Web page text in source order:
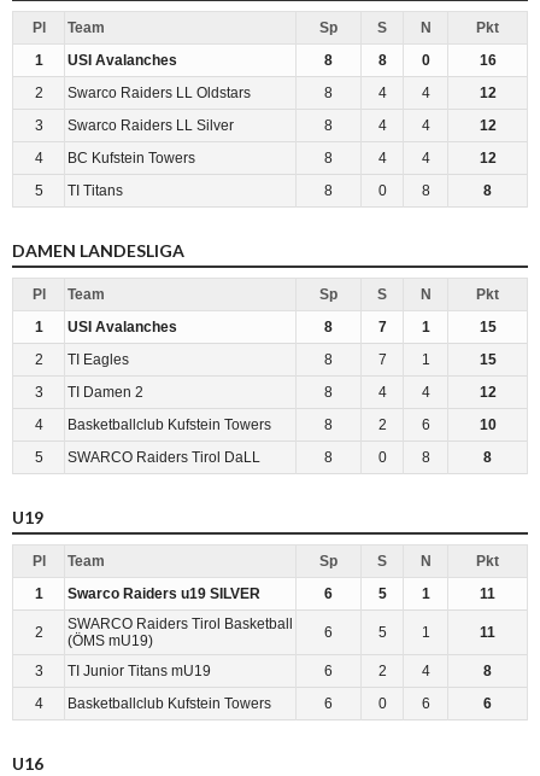
Pl Team Sp S N
Pkt
1
USI Avalanches 8 8 0
16
2
Swarco Raiders LL Oldstars 8 4 4
12
3
Swarco Raiders LL Silver 8 4 4
12
4
BC Kufstein Towers 8 4 4
12
5
TI Titans 8 0 8 8
DAMEN LANDESLIGA
Pl Team Sp S N
Pkt
1
USI Avalanches 8 7 1
15
2
TI Eagles 8 7 1
15
3
TI Damen 2 8 4 4
12
4
Basketballclub Kufstein Towers 8 2 6
10
5
SWARCO Raiders Tirol DaLL 8 0 8 8
U19
Pl Team Sp S N
Pkt
1
Swarco Raiders u19 SILVER 6 5 1 11
2
SWARCO Raiders Tirol Basketball
(ÖMS mU19)
6 5 1 11
3 TI Junior Titans mU19 6 2 4
8
4
Basketballclub Kufstein Towers 6 0 6 6
U16